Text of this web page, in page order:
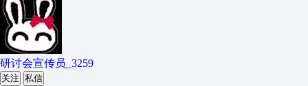
研讨会宣传员_3259
关注 私信